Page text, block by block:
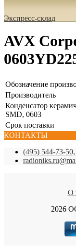
Экспресс-склад
AVX
Обозначение
Производитель
Конденсатор
SMD, 0603
Срок поставки
КОНТАКТЫ
(495) 544-73-
О
2026